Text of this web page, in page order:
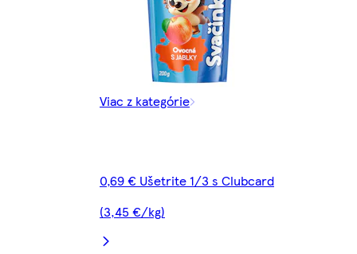
Viac z kategórie
0,69 € Ušetrite 1/3 s Clubcard
(3,45 €/kg)